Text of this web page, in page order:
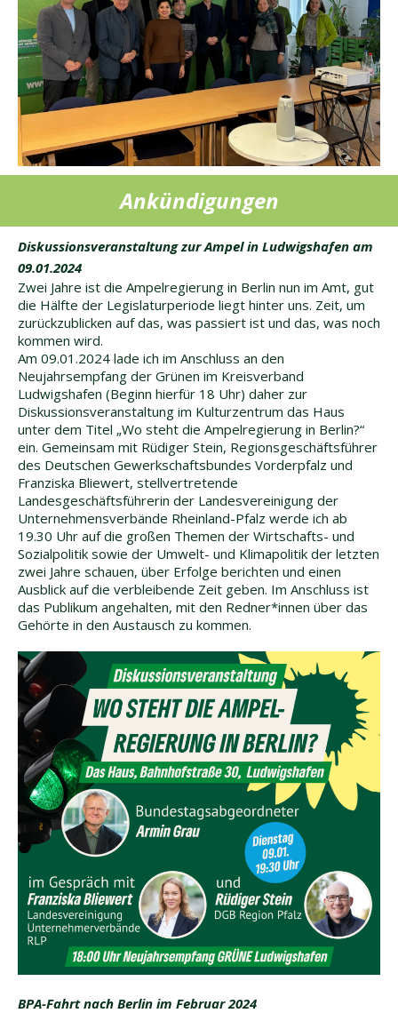
Ankündigungen
Diskussionsveranstaltung zur Ampel in Ludwigshafen am
09.01.2024
Zwei Jahre ist die Ampelregierung in Berlin nun im Amt, gut
die Hälfte der Legislaturperiode liegt hinter uns. Zeit, um
zurückzublicken auf das, was passiert ist und das, was noch
kommen wird.
Am 09.01.2024 lade ich im Anschluss an den
Neujahrsempfang der Grünen im Kreisverband
Ludwigshafen (Beginn hierfür 18 Uhr) daher zur
Diskussionsveranstaltung im Kulturzentrum das Haus
unter dem Titel „Wo steht die Ampelregierung in Berlin?“
ein. Gemeinsam mit Rüdiger Stein, Regionsgeschäftsführer
des Deutschen Gewerkschaftsbundes Vorderpfalz und
Franziska Bliewert, stellvertretende
Landesgeschäftsführerin der Landesvereinigung der
Unternehmensverbände Rheinland-Pfalz werde ich ab
19.30 Uhr auf die großen Themen der Wirtschafts- und
Sozialpolitik sowie der Umwelt- und Klimapolitik der letzten
zwei Jahre schauen, über Erfolge berichten und einen
Ausblick auf die verbleibende Zeit geben. Im Anschluss ist
das Publikum angehalten, mit den Redner*innen über das
Gehörte in den Austausch zu kommen.
BPA-Fahrt nach Berlin im Februar 2024